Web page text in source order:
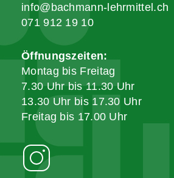
info@bachmann-lehrmittel.ch
071 912 19 10
Öffnungszeiten:
Montag bis Freitag
7.30 Uhr bis 11.30 Uhr
13.30 Uhr bis 17.30 Uhr
Freitag bis 17.00 Uhr